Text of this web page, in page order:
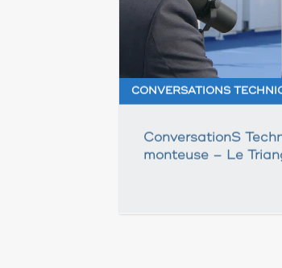
CONVERSATIONS
ConversationS
monteuse – Le